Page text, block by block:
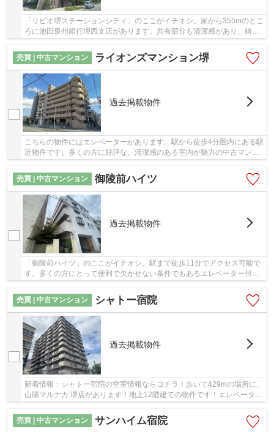
「リビオ堺ステーションシティ」のここがイチオシ。家から355mのとこ
ろに池田泉州銀行堺西支店があります。共有部分も清潔感があり、綺麗
売買 | 中古マンション
ライオンズマンション堺
過去掲載物件
こちらの物件にはエレベーターがあります。駅から徒歩4分圏内にある駅
近物件です。多くの方に好評な、清潔感のある室内が魅力の中古マンシ
売買 | 中古マンション
御陵前ハイツ
過去掲載物件
「御陵前ハイツ」のここがイチオシ。駅まで徒歩11分でアクセス可能で
す。多くの方にとって便利で欠かせない条件でもあるエレベーター付き
売買 | 中古マンション
シャトー宿院
過去掲載物件
新着情報：シャトー宿院の空室情報ならコチラ！歩いて429mの場所に、
山陽マルナカ 堺店があります！地上12階建ての物件です！エレベーター
付きの物件です！072-267-4011にお電話、また...
売買 | 中古マンション
サンハイム宿院